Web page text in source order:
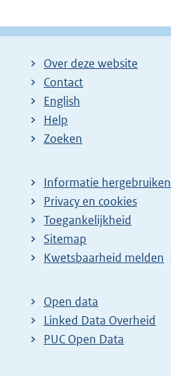
Over deze website
Contact
English
Help
Zoeken
Informatie hergebruiken
Privacy en cookies
Toegankelijkheid
Sitemap
E
t
e
r
Kwetsbaarheid melden
Open data
Linked Data Overheid
PUC Open Data